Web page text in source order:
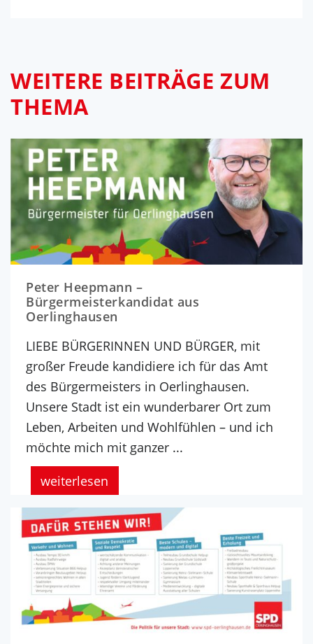
WEITERE BEITRÄGE ZUM
THEMA
Peter Heepmann –
Bürgermeisterkandidat aus
Oerlinghausen
LIEBE BÜRGERINNEN UND BÜRGER, mit
großer Freude kandidiere ich für das Amt
des Bürgermeisters in Oerlinghausen.
Unsere Stadt ist ein wunderbarer Ort zum
Leben, Arbeiten und Wohlfühlen – und ich
möchte mich mit ganzer ...
weiterlesen